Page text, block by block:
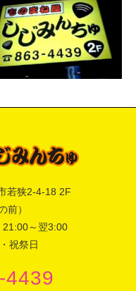
若狭2-4-18 2F
前）
21:00～翌3:00
祝祭日
4439